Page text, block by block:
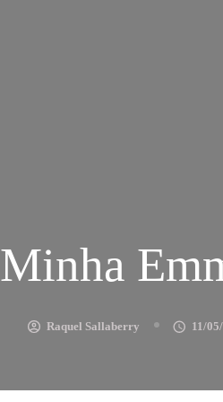
Minha
Raquel Sallaberry 11/